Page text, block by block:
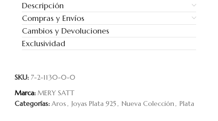
Descripción
Compras y Envíos
Cambios y Devoluciones
Exclusividad
SKU: 7-2-1130-0-0
Categorías: Aros, Joyas Plata 925, Nueva Colección, Plata
Marca: MERY SATT